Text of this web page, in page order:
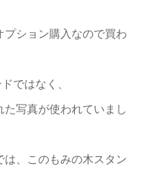
プション購入なので買わ
ではなく、
た写真が使われていまし
は、このもみの木スタン